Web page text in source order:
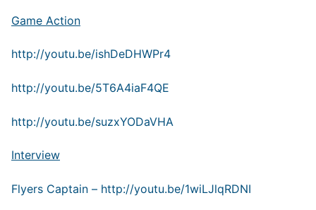
Game Action
http://youtu.be/ishDeDHWPr4
http://youtu.be/5T6A4iaF4QE
http://youtu.be/suzxYODaVHA
Interview
Flyers Captain – http://youtu.be/1wiLJlqRDNI